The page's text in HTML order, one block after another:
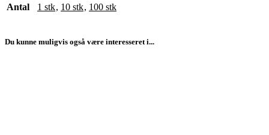
Antal 1 stk, 10 stk, 100 stk
Du kunne muligvis også være interesseret i...